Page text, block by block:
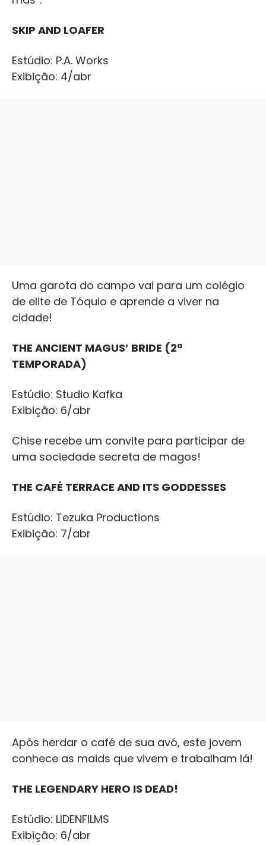
SKIP AND LOAFER
Estúdio: P.A. Works
Exibição: 4/abr
Uma garota do campo vai para um colégio
de elite de Tóquio e aprende a viver na
cidade!
THE ANCIENT MAGUS’ BRIDE (2ª
TEMPORADA)
Estúdio: Studio Kafka
Exibição: 6/abr
Chise recebe um convite para participar de
uma sociedade secreta de magos!
THE CAFÉ TERRACE AND ITS GODDESSES
Estúdio: Tezuka Productions
Exibição: 7/abr
Após herdar o café de sua avó, este jovem
conhece as maids que vivem e trabalham lá!
THE LEGENDARY HERO IS DEAD!
Estúdio: LIDENFILMS
Exibição: 6/abr